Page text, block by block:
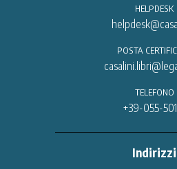
HELPDESK
POSTA
TELEFONO
+39-055-
Indirizzi